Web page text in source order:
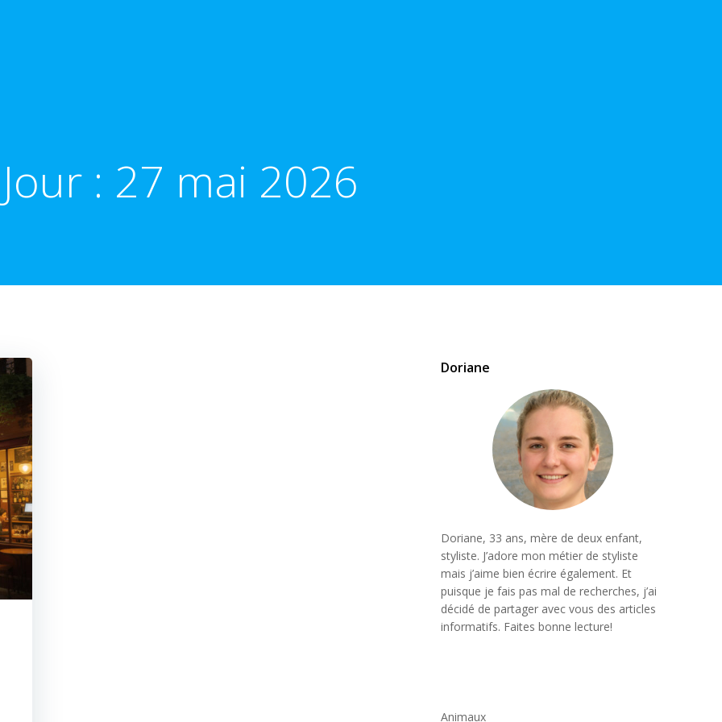
Jour : 27 mai 2026
Doriane
Doriane, 33 ans, mère de deux enfant,
styliste. J’adore mon métier de styliste
mais j’aime bien écrire également. Et
puisque je fais pas mal de recherches, j’ai
décidé de partager avec vous des articles
informatifs. Faites bonne lecture!
Animaux